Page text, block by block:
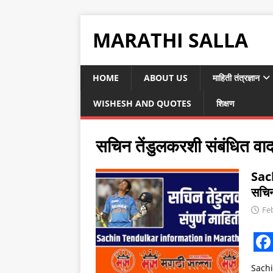
MARATHI SALLA
HOME ABOUT US माहिती तंत्रज्ञान
WISHESH AND QUOTES शिक्षण
सचिन तेंडुलकरशी संबंधित
F